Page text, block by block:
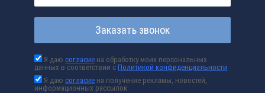
Заказать звонок
Я даюсогласие на обработку моих персональных
данных в соответствии сПолитикой конфиденциальности
Я даюсогласие на получение рекламы, новостей,
информационных рассылок